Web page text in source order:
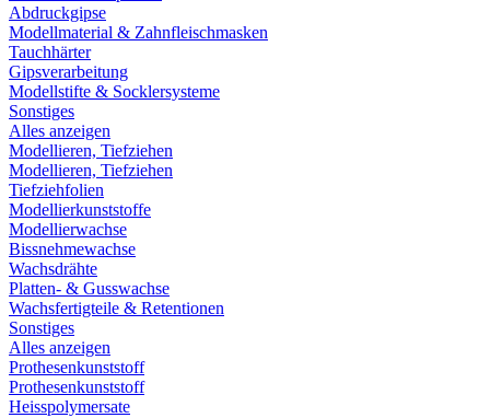
Abdruckgipse
Modellmaterial & Zahnfleischmasken
Tauchhärter
Gipsverarbeitung
Modellstifte & Socklersysteme
Sonstiges
Alles anzeigen
Modellieren, Tiefziehen
Modellieren, Tiefziehen
Tiefziehfolien
Modellierkunststoffe
Modellierwachse
Bissnehmewachse
Wachsdrähte
Platten- & Gusswachse
Wachsfertigteile & Retentionen
Sonstiges
Alles anzeigen
Prothesenkunststoff
Prothesenkunststoff
Heisspolymersate